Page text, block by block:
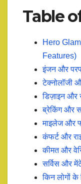
Table
Hero
Features)
इंजन और
टेक्नोलॉजी
डिज़ाइन और
ब्रेकिंग और
माइलेज और
कंफर्ट और
कीमत और
सर्विस और
किन लोगों के